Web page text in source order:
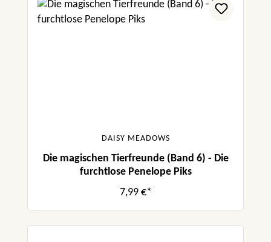
DAISY MEADOWS
Die magischen Tierfreunde (Band 6) - Die
furchtlose Penelope Piks
7,99 €*